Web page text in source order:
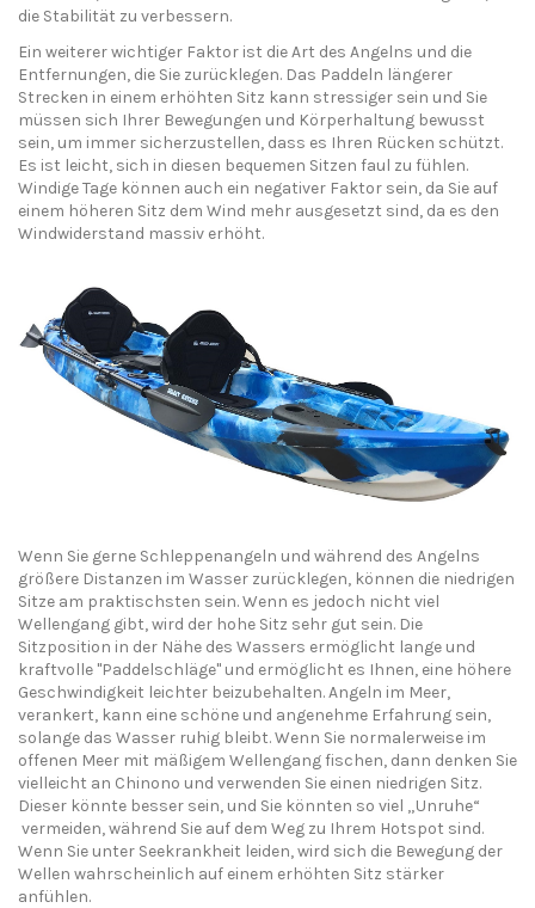
die Stabilität zu verbessern.
Ein weiterer wichtiger Faktor ist die Art des Angelns und die
Entfernungen, die Sie zurücklegen. Das Paddeln längerer
Strecken in einem erhöhten Sitz kann stressiger sein und Sie
müssen sich Ihrer Bewegungen und Körperhaltung bewusst
sein, um immer sicherzustellen, dass es Ihren Rücken schützt.
Es ist leicht, sich in diesen bequemen Sitzen faul zu fühlen.
Windige Tage können auch ein negativer Faktor sein, da Sie auf
einem höheren Sitz dem Wind mehr ausgesetzt sind, da es den
Windwiderstand massiv erhöht.
Wenn Sie gerne Schleppenangeln und während des Angelns
größere Distanzen im Wasser zurücklegen, können die niedrigen
Sitze am praktischsten sein. Wenn es jedoch nicht viel
Wellengang gibt, wird der hohe Sitz sehr gut sein. Die
Sitzposition in der Nähe des Wassers ermöglicht lange und
kraftvolle "Paddelschläge" und ermöglicht es Ihnen, eine höhere
Geschwindigkeit leichter beizubehalten. Angeln im Meer,
verankert, kann eine schöne und angenehme Erfahrung sein,
solange das Wasser ruhig bleibt. Wenn Sie normalerweise im
offenen Meer mit mäßigem Wellengang fischen, dann denken Sie
vielleicht an Chinono und verwenden Sie einen niedrigen Sitz.
Dieser könnte besser sein, und Sie könnten so viel „Unruhe“
vermeiden, während Sie auf dem Weg zu Ihrem Hotspot sind.
Wenn Sie unter Seekrankheit leiden, wird sich die Bewegung der
Wellen wahrscheinlich auf einem erhöhten Sitz stärker
anfühlen.